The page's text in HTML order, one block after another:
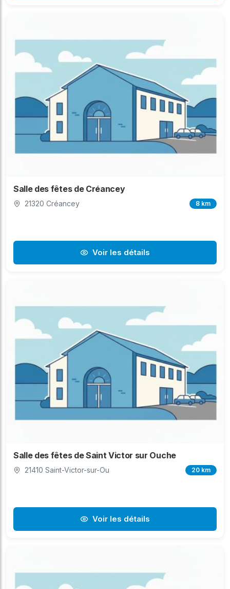
Salle des fêtes de Créancey
21320 Créancey 8 km
Voir les détails
Salle des fêtes de Saint Victor sur Ouche
21410 Saint-Victor-sur-Ou 20 km
Voir les détails